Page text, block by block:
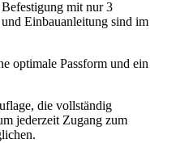
mit nur 3
Einbauanleitung sind im
optimale Passform und ein
die vollständig
jederzeit Zugang zum